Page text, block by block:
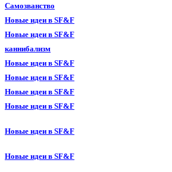
Самозванство
Hовые идеи в SF&F
Hовые идеи в SF&F
каннибализм
Hовые идеи в SF&F
Hовые идеи в SF&F
Hовые идеи в SF&F
Hовые идеи в SF&F
Hовые идеи в SF&F
Hовые идеи в SF&F